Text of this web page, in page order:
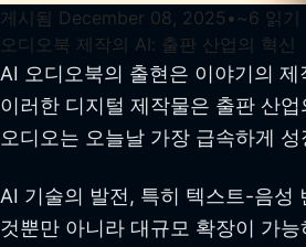
게시됨 December 08, 2025 • ~6 읽기
오디오북 제작의 AI: 출판 산업의 혁신
AI 오디오북의 출현은 이야기의
이러한 디지털 제작물은 출판 산
오디오는 오늘날 가장 급속하게
AI 기술의 발전, 특히 텍스트-음성
것뿐만 아니라 대규모 확장이 가